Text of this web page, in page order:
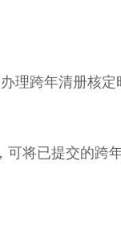
理跨年清册核定
将已提交的跨